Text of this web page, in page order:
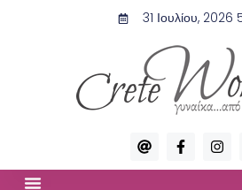
31 Ιουλίου, 2026
A
t
F
a
c
I
n
s